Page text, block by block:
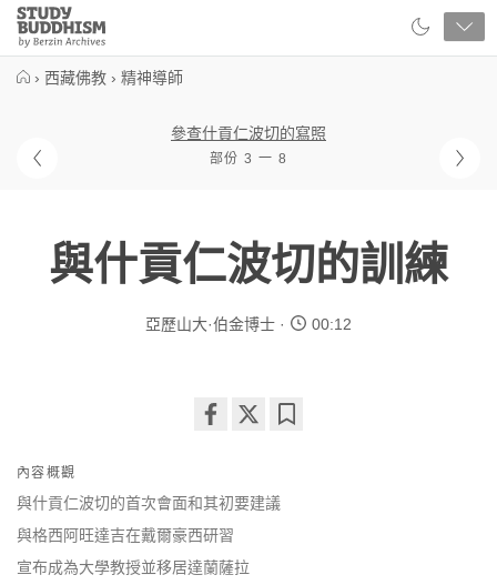
Close
Study
Buddhism
› 西藏佛教 › 精神導師
參查什貢仁波切的寫照
部份 3 一 8
與什貢仁波切的訓練
亞歷山大·伯金博士 00:12
facebook
內容概觀
與什貢仁波切的首次會面和其初要建議
與格西阿旺達吉在戴爾豪西研習
宣布成為大學教授並移居達蘭薩拉